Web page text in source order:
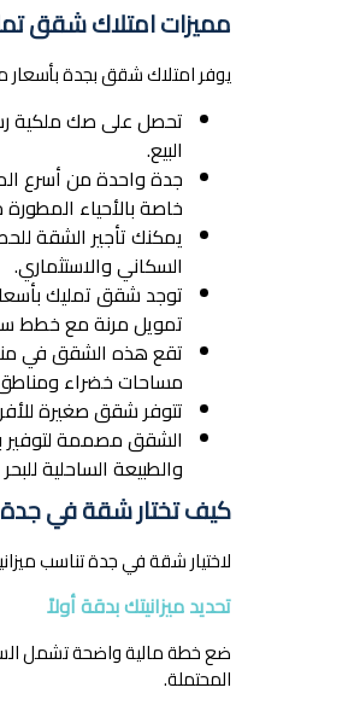
مميزات امتلاك شقق
يوفر امتلاك شقق بجدة بأسعار
تحصل على صك ملكية
البيع.
جدة واحدة من أسرع
خاصة بالأحياء
يمكنك تأجير الشقة
السكاني والاستثماري.
توجد شقق تمليك
تمويل مرنة مع خطط
تقع هذه الشقق في
مساحات خضراء
تتوفر شقق صغيرة
الشقق مصممة لتوفير
والطبيعة الساحلية
كيف تختار شقة في جدة
لاختيار شقة في جدة تناسب
تحديد ميزانيتك بدقة أولاً
ضع خطة مالية واضحة تشمل
المحتملة.